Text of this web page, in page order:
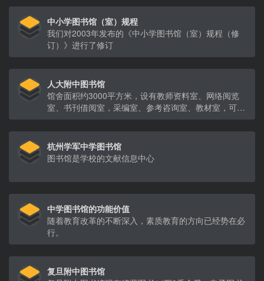
中小学图书馆（室）规程
我们对2003年发布的《中小学图书馆（室）规程（修
订）》进行了修订
人大附中图书馆
馆舍面积约3000平方米，设有教师资料室、网络阅览
室、书刊借阅室，采编室、参考咨询室、教材室，可提
供借阅、导读、检索、咨询、数字资源等多类型、多层
次的服务。
杭州学军中学图书馆
图书馆是学校的文献信息中心
中学图书馆的功能价值
随着教育改革的不断深入，素质教育的方向已经势在必
行。
复旦附中图书馆